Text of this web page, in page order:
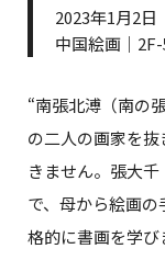
2023年1月2日
中国絵画｜
“南張北溥（南の
の二人の画家を
きません。張大
で、母から絵画
格的に書画を学